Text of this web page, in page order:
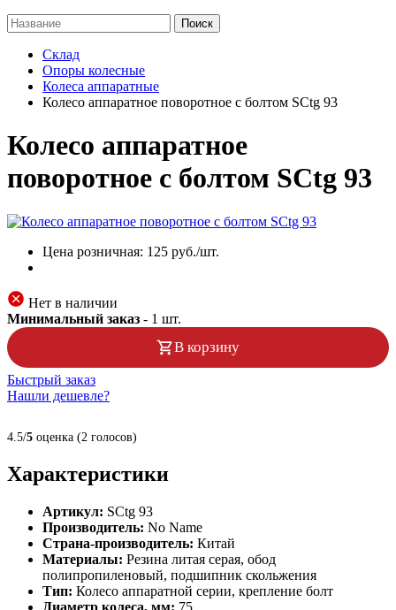
Поиск
Склад
Опоры колесные
Колеса аппаратные
Колесо аппаратное поворотное с болтом SCtg 93
Колесо аппаратное
поворотное с болтом SCtg 93
Цена розничная: 125 руб./шт.
Нет в наличии
Минимальный заказ - 1 шт.
В корзину
Быстрый заказ
Нашли дешевле?
4.5/5 оценка (2 голосов)
Характеристики
Артикул: SCtg 93
Производитель: No Name
Страна-производитель: Китай
Материалы: Резина литая серая, обод
полипропиленовый, подшипник скольжения
Тип: Колесо аппаратной серии, крепление болт
Диаметр колеса, мм: 75